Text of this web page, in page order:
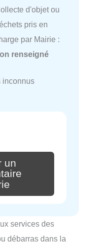
d'objet ou
pris en
par Mairie :
renseigné
inconnus
un
services des
débarras dans la